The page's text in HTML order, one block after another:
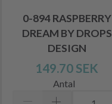
0-894 RASPBERRY
DREAM BY DROPS
DESIGN
149.70 SEK
Antal